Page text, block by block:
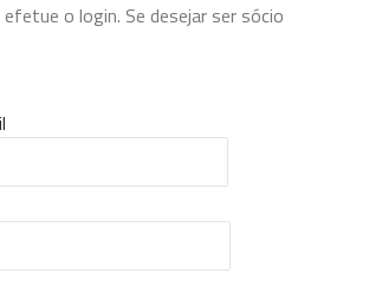
o login. Se desejar ser sócio